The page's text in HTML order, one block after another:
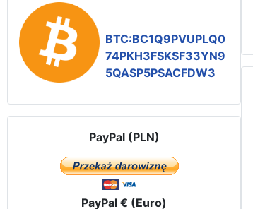
BTC:BC1Q9PVUPLQ0
74PKH3FSKSF33YN9
5QASP5PSACFDW3
PayPal (PLN)
PayPal € (Euro)